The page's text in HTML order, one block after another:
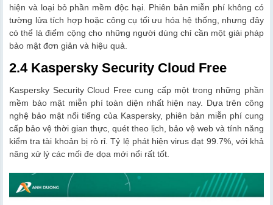
hiện và loại bỏ phần mềm độc hại. Phiên bản miễn phí không có
tường lửa tích hợp hoặc công cụ tối ưu hóa hệ thống, nhưng đây
có thể là điểm cộng cho những người dùng chỉ cần một giải pháp
bảo mật đơn giản và hiệu quả.
2.4 Kaspersky Security Cloud Free
Kaspersky Security Cloud Free cung cấp một trong những phần
mềm bảo mật miễn phí toàn diện nhất hiện nay. Dựa trên công
nghệ bảo mật nổi tiếng của Kaspersky, phiên bản miễn phí cung
cấp bảo vệ thời gian thực, quét theo lịch, bảo vệ web và tính năng
kiểm tra tài khoản bị rò rỉ. Tỷ lệ phát hiện virus đạt 99.7%, với khả
năng xử lý các mối đe dọa mới nổi rất tốt.